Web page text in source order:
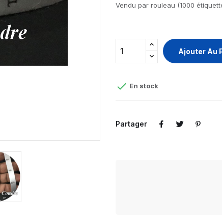
Vendu par rouleau (1000
Ajouter Au
 En stock
Partager